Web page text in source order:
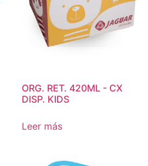
ORG. RET. 420ML - CX
DISP. KIDS
Leer más